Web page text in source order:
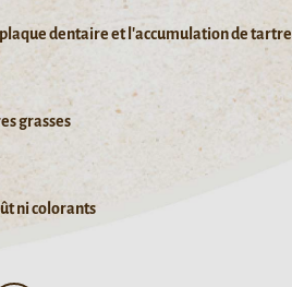
dentaire et l'accumulation de tartre
grasses
ni colorants